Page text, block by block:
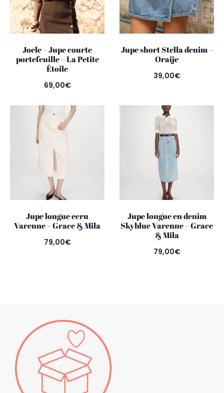
Joele – Jupe courte
portefeuille – La Petite
Étoile
69,00€
Jupe short Stella denim –
Oraije
39,00€
Jupe longue ecru
Varenne – Grace & Mila
79,00€
Jupe longue en denim
Skyblue Varenne – Grace
& Mila
79,00€